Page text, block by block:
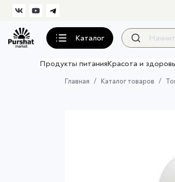
Каталог
Продукты питанияКрасота и
Главная Каталог товаров